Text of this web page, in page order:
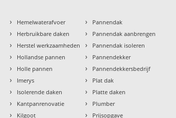
› Hemelwaterafvoer
› Herbruikbare daken
› Herstel werkzaamheden
› Hollandse pannen
› Holle pannen
› Imerys
› Isolerende daken
› Kantpanrenovatie
› Kilgoot
› Pannendak
› Pannendak aanbrengen
› Pannendak isoleren
› Pannendekker
› Pannendekkersbedrijf
› Plat dak
› Platte daken
› Plumber
› Prijsopgave